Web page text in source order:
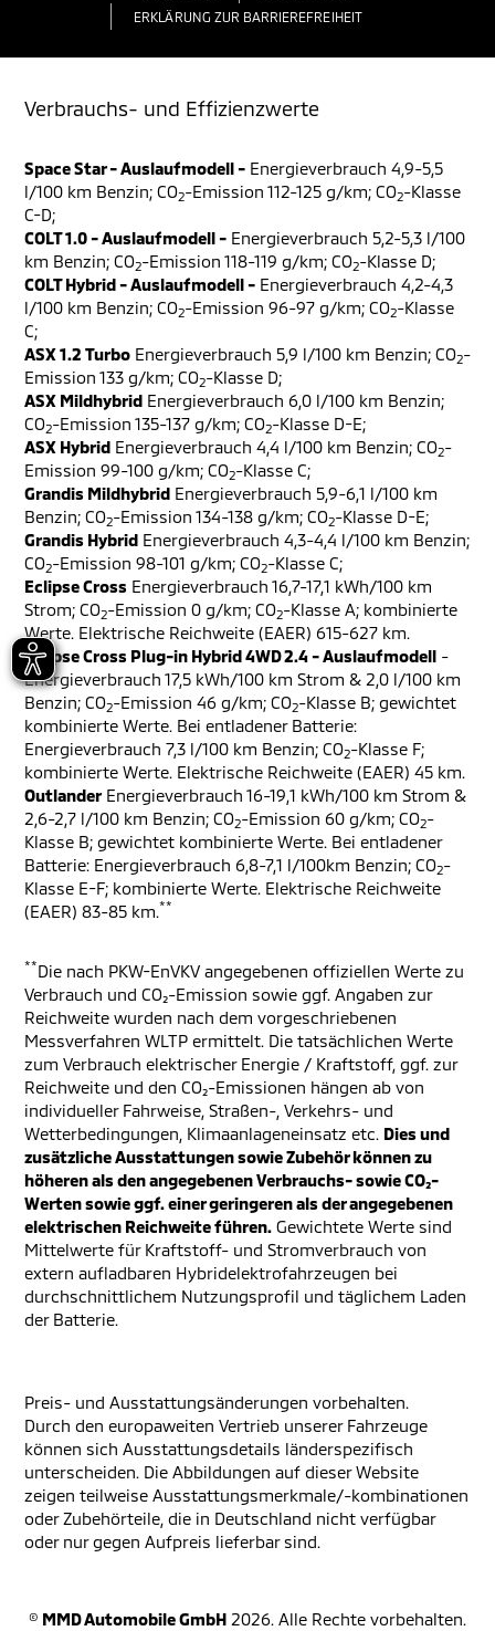
ERKLÄRUNG ZUR BARRIEREFREIHEIT
Verbrauchs- und Effizienzwerte
Space Star - Auslaufmodell - Energieverbrauch 4,9-5,5
l/100 km Benzin; CO2-Emission 112-125 g/km; CO2-Klasse
C-D;
COLT 1.0 - Auslaufmodell - Energieverbrauch 5,2-5,3 l/100
km Benzin; CO2-Emission 118-119 g/km; CO2-Klasse D;
COLT Hybrid - Auslaufmodell - Energieverbrauch 4,2-4,3
l/100 km Benzin; CO2-Emission 96-97 g/km; CO2-Klasse
C;
ASX 1.2 Turbo Energieverbrauch 5,9 l/100 km Benzin; CO2-
Emission 133 g/km; CO2-Klasse D;
ASX Mildhybrid Energieverbrauch 6,0 l/100 km Benzin;
CO2-Emission 135-137 g/km; CO2-Klasse D-E;
ASX Hybrid Energieverbrauch 4,4 l/100 km Benzin; CO2-
Emission 99-100 g/km; CO2-Klasse C;
Grandis Mildhybrid Energieverbrauch 5,9-6,1 l/100 km
Benzin; CO2-Emission 134-138 g/km; CO2-Klasse D-E;
Grandis Hybrid Energieverbrauch 4,3-4,4 l/100 km Benzin;
CO2-Emission 98-101 g/km; CO2-Klasse C;
Eclipse Cross Energieverbrauch 16,7-17,1 kWh/100 km
Strom; CO2-Emission 0 g/km; CO2-Klasse A; kombinierte
Werte. Elektrische Reichweite (EAER) 615-627 km.
Eclipse Cross Plug-in Hybrid 4WD 2.4 - Auslaufmodell -
Energieverbrauch 17,5 kWh/100 km Strom & 2,0 l/100 km
Benzin; CO2-Emission 46 g/km; CO2-Klasse B; gewichtet
kombinierte Werte. Bei entladener Batterie:
Energieverbrauch 7,3 l/100 km Benzin; CO2-Klasse F;
kombinierte Werte. Elektrische Reichweite (EAER) 45 km.
Outlander Energieverbrauch 16-19,1 kWh/100 km Strom &
2,6-2,7 l/100 km Benzin; CO2-Emission 60 g/km; CO2-
Klasse B; gewichtet kombinierte Werte. Bei entladener
Batterie: Energieverbrauch 6,8-7,1 l/100km Benzin; CO2-
Klasse E-F; kombinierte Werte. Elektrische Reichweite
(EAER) 83-85 km.**
**Die nach PKW-EnVKV angegebenen offiziellen Werte zu
Verbrauch und CO₂-Emission sowie ggf. Angaben zur
Reichweite wurden nach dem vorgeschriebenen
Messverfahren WLTP ermittelt. Die tatsächlichen Werte
zum Verbrauch elektrischer Energie / Kraftstoff, ggf. zur
Reichweite und den CO₂-Emissionen hängen ab von
individueller Fahrweise, Straßen-, Verkehrs- und
Wetterbedingungen, Klimaanlageneinsatz etc. Dies und
zusätzliche Ausstattungen sowie Zubehör können zu
höheren als den angegebenen Verbrauchs- sowie CO₂-
Werten sowie ggf. einer geringeren als der angegebenen
elektrischen Reichweite führen. Gewichtete Werte sind
Mittelwerte für Kraftstoff- und Stromverbrauch von
extern aufladbaren Hybridelektrofahrzeugen bei
durchschnittlichem Nutzungsprofil und täglichem Laden
der Batterie.
Preis- und Ausstattungsänderungen vorbehalten.
Durch den europaweiten Vertrieb unserer Fahrzeuge
können sich Ausstattungsdetails länderspezifisch
unterscheiden. Die Abbildungen auf dieser Website
zeigen teilweise Ausstattungsmerkmale/-kombinationen
oder Zubehörteile, die in Deutschland nicht verfügbar
oder nur gegen Aufpreis lieferbar sind.
© MMD Automobile GmbH 2026. Alle Rechte vorbehalten.